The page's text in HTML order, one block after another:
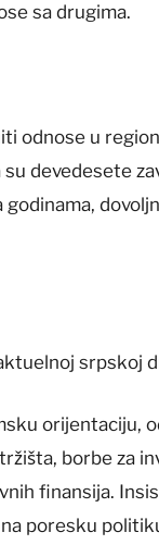
sa drugima.
odnose u
devedesete
srpskoj
orijentaciju,
borbe za
finansija.
poresku